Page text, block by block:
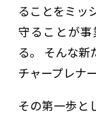
ることをミッ
守ることが
る。 そんな新
チャープレナ
その第一歩と